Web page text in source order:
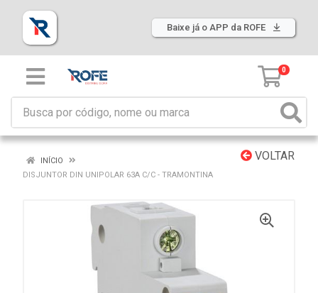
Baixe já o APP da ROFE
0
VOLTAR
INÍCIO
DISJUNTOR DIN UNIPOLAR 63A C/C - TRAMONTINA